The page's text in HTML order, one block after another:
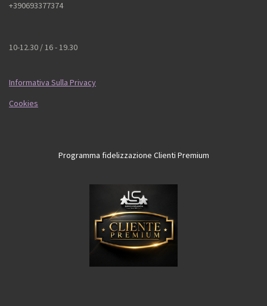
+390693377374
10-12.30 / 16 - 19.30
Informativa Sulla Privacy
Cookies
Programma fidelizzazione Clienti Premium